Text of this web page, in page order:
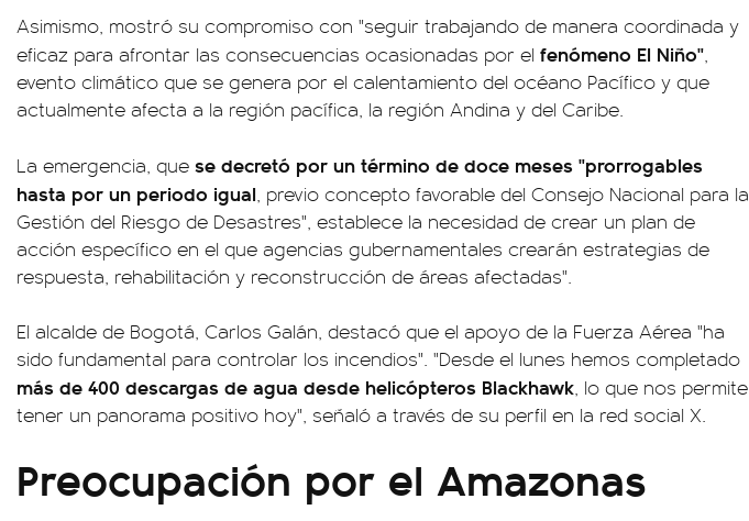
Asimismo, mostró su compromiso con "seguir trabajando de manera coordinada y
eficaz para afrontar las consecuencias ocasionadas por el fenómeno El Niño",
evento climático que se genera por el calentamiento del océano Pacífico y que
actualmente afecta a la región pacífica, la región Andina y del Caribe.
La emergencia, que se decretó por un término de doce meses "prorrogables
hasta por un periodo igual, previo concepto favorable del Consejo Nacional para la
Gestión del Riesgo de Desastres", establece la necesidad de crear un plan de
acción específico en el que agencias gubernamentales crearán estrategias de
respuesta, rehabilitación y reconstrucción de áreas afectadas".
El alcalde de Bogotá, Carlos Galán, destacó que el apoyo de la Fuerza Aérea "ha
sido fundamental para controlar los incendios". "Desde el lunes hemos completado
más de 400 descargas de agua desde helicópteros Blackhawk, lo que nos permite
tener un panorama positivo hoy", señaló a través de su perfil en la red social X.
Preocupación por el Amazonas